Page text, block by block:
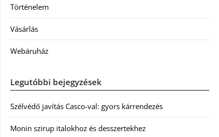
Történelem
Vásárlás
Webáruház
Legutóbbi bejegyzések
Szélvédő javítás Casco-val: gyors kárrendezés
Monin szirup italokhoz és desszertekhez